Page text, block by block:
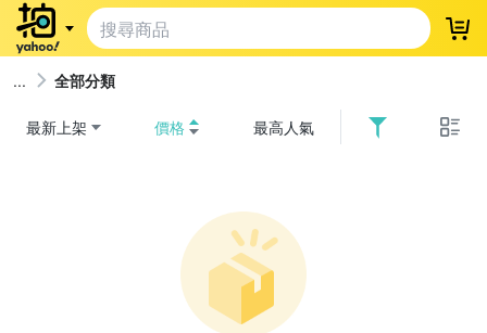
登
全部分類
最新上架 價格 最高人氣